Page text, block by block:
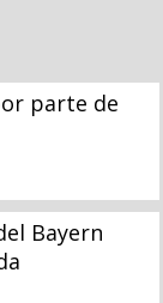
parte de
Bayern